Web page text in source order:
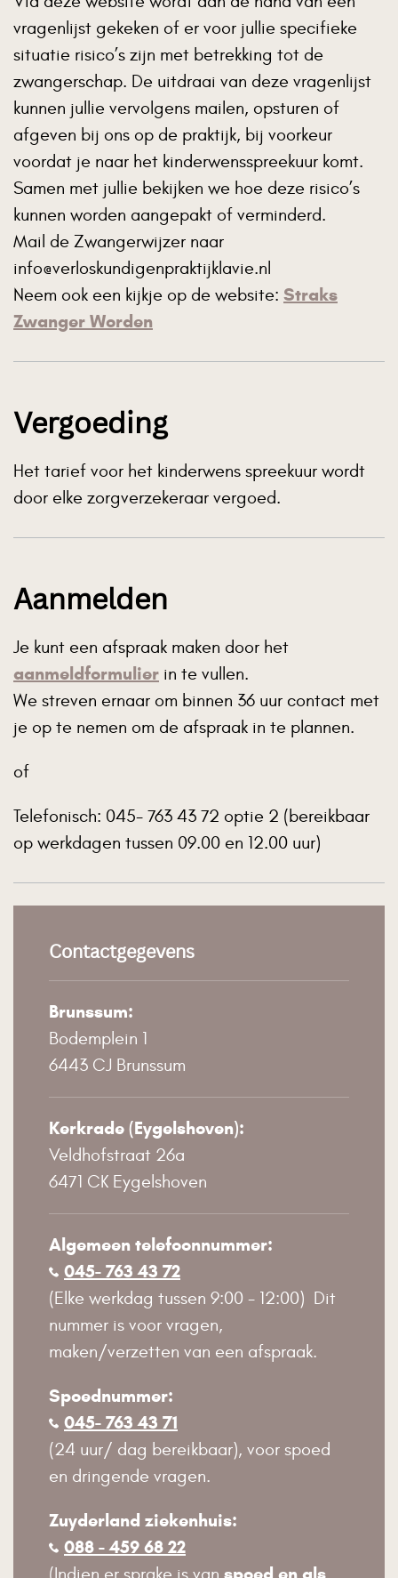
vragenlijst gekeken of er voor jullie specifieke
situatie risico’s zijn met betrekking tot de
zwangerschap. De uitdraai van deze vragenlijst
kunnen jullie vervolgens mailen, opsturen of
afgeven bij ons op de praktijk, bij voorkeur
voordat je naar het kinderwensspreekuur komt.
Samen met jullie bekijken we hoe deze risico’s
kunnen worden aangepakt of verminderd.
Mail de Zwangerwijzer naar
info@verloskundigenpraktijklavie.nl
Neem ook een kijkje op de website: Straks
Zwanger Worden
Vergoeding
Het tarief voor het kinderwens spreekuur wordt
door elke zorgverzekeraar vergoed.
Aanmelden
Je kunt een afspraak maken door het
aanmeldformulier in te vullen.
We streven ernaar om binnen 36 uur contact met
je op te nemen om de afspraak in te plannen.
of
Telefonisch: 045- 763 43 72 optie 2 (bereikbaar
op werkdagen tussen 09.00 en 12.00 uur)
Contactgegevens
Brunssum:
Bodemplein 1
6443 CJ Brunssum
Kerkrade (Eygelshoven):
Veldhofstraat 26a
6471 CK Eygelshoven
Algemeen telefoonnummer:
045- 763 43 72
(Elke werkdag tussen 9:00 - 12:00) Dit
nummer is voor vragen,
maken/verzetten van een afspraak.
Spoednummer:
045- 763 43 71
(24 uur/ dag bereikbaar), voor spoed
en dringende vragen.
Zuyderland ziekenhuis:
088 - 459 68 22
(Indien er sprake is van